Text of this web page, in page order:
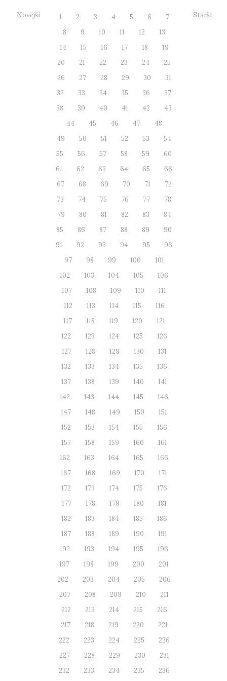
Novější 1 2 3 4 5 6
7
8
9 10 11 12
13
14
15 16 17 18
19
20
21 22 23 24
25
26
27 28 29 30
31
32
33 34 35 36
37
38
39 40 41 42
43
44
45 46 47
48
49
50 51 52 53
54
55
56 57 58 59
60
61
62 63 64 65
66
67
68 69 70 71
72
73
74 75 76 77
78
79
80 81 82 83
84
85
86 87 88 89
90
91
92 93 94 95
96
97
98 99 100
101
102
103 104 105
106
107
108 109 110
111
112
113 114 115
116
117
118 119 120
121
122
123 124 125
126
127
128 129 130
131
132
133 134 135
136
137
138 139 140
141
142
143 144 145
146
147
148 149 150
151
152
153 154 155
156
157
158 159 160
161
162
163 164 165
166
167
168 169 170
171
172
173 174 175
176
177
178 179 180
181
182
183 184 185
186
187
188 189 190
191
192
193 194 195
196
197
198 199 200
201
202
203 204 205
206
207
208 209 210
211
212
213 214 215
216
217
218 219 220
221
222
223 224 225
226
227
228 229 230
231
232
233 234 235
236
Starší